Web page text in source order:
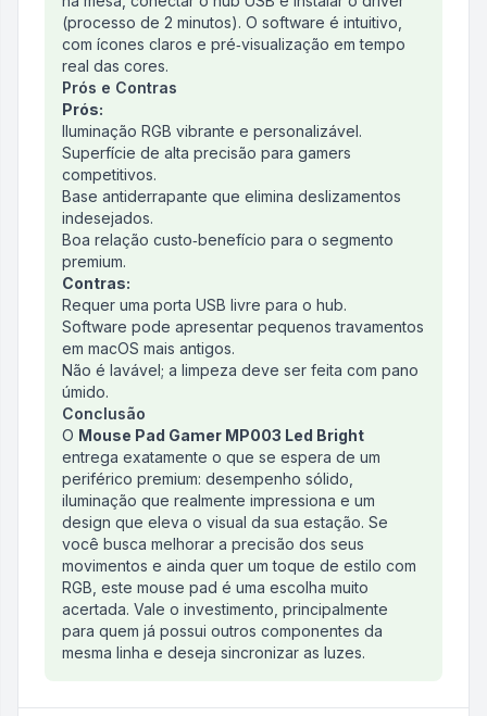
(processo de 2 minutos). O software é intuitivo,
com ícones claros e pré‑visualização em tempo
real das cores.
Prós e Contras
Prós:
Iluminação RGB vibrante e personalizável.
Superfície de alta precisão para gamers
competitivos.
Base antiderrapante que elimina deslizamentos
indesejados.
Boa relação custo‑benefício para o segmento
premium.
Contras:
Requer uma porta USB livre para o hub.
Software pode apresentar pequenos travamentos
em macOS mais antigos.
Não é lavável; a limpeza deve ser feita com pano
úmido.
Conclusão
O Mouse Pad Gamer MP003 Led Bright
entrega exatamente o que se espera de um
periférico premium: desempenho sólido,
iluminação que realmente impressiona e um
design que eleva o visual da sua estação. Se
você busca melhorar a precisão dos seus
movimentos e ainda quer um toque de estilo com
RGB, este mouse pad é uma escolha muito
acertada. Vale o investimento, principalmente
para quem já possui outros componentes da
mesma linha e deseja sincronizar as luzes.